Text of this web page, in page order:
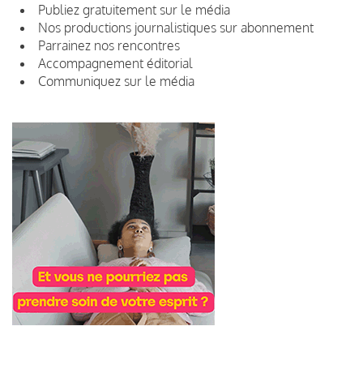
Publiez gratuitement sur le média
Nos productions journalistiques sur abonnement
Parrainez nos rencontres
Accompagnement éditorial
Communiquez sur le média